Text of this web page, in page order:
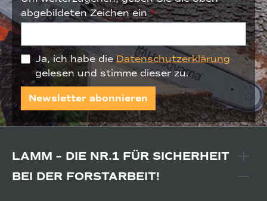
abgebildeten Zeichen ein*
Ja, ich habe die Datenschutzerklärung
gelesen und stimme dieser zu.
Newsletter abonnieren
LAMM – DIE NR.1 FÜR SICHERHEIT
BEI DER FORSTARBEIT!